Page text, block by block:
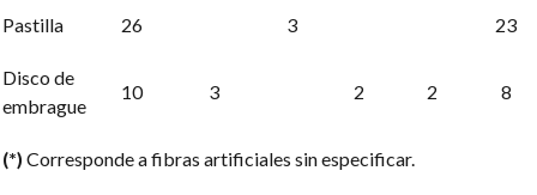
Pastilla 26 3 23
Disco de
embrague
10 3 2 2 8
(*) Corresponde a fibras artificiales sin especificar.